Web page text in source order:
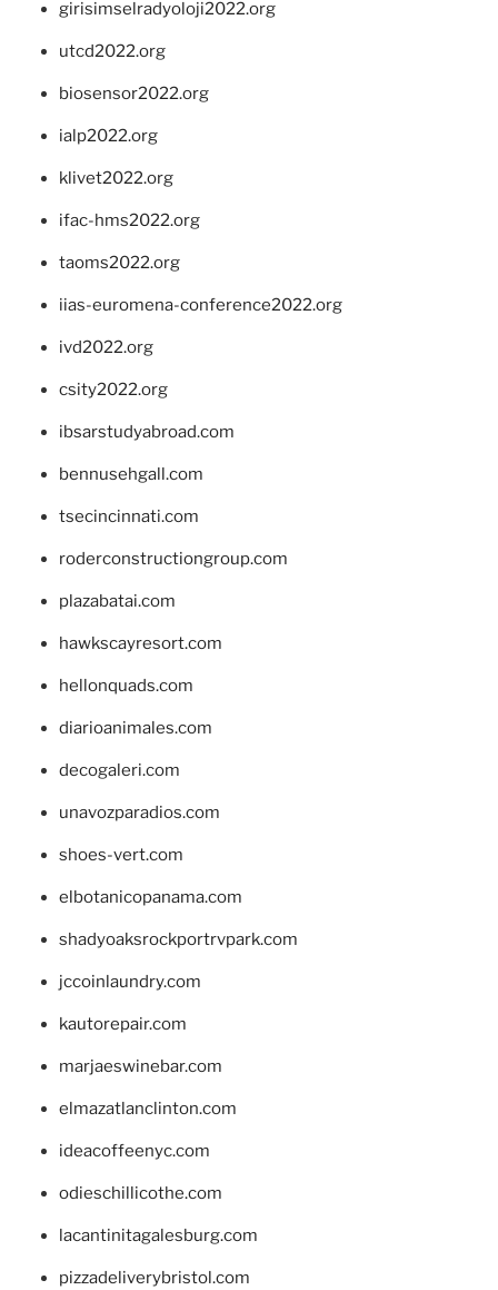
girisimselradyoloji2022.org
utcd2022.org
biosensor2022.org
ialp2022.org
klivet2022.org
ifac-hms2022.org
taoms2022.org
iias-euromena-conference2022.org
ivd2022.org
csity2022.org
ibsarstudyabroad.com
bennusehgall.com
tsecincinnati.com
roderconstructiongroup.com
plazabatai.com
hawkscayresort.com
hellonquads.com
diarioanimales.com
decogaleri.com
unavozparadios.com
shoes-vert.com
elbotanicopanama.com
shadyoaksrockportrvpark.com
jccoinlaundry.com
kautorepair.com
marjaeswinebar.com
elmazatlanclinton.com
ideacoffeenyc.com
odieschillicothe.com
lacantinitagalesburg.com
pizzadeliverybristol.com